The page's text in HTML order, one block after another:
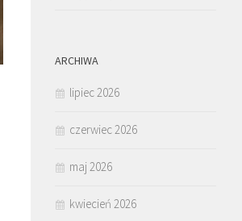
ARCHIWA
lipiec 2026
czerwiec 2026
maj 2026
kwiecień 2026